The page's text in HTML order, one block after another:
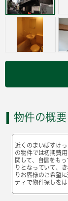
物件の概要
近くのまいばすけ
の物件では初期費
関して、自信をも
りとなっていて、
りお客様のご希望
ティで物件探しをは